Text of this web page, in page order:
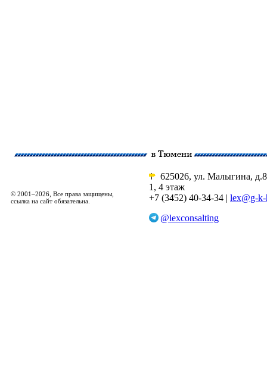
© 2001–2026, Все права защищены,
ссылка на сайт обязательна.
625026, ул. Малыгина,
1, 4 этаж
+7 (3452) 40-34-34 | lex@g-
@lexconsalting